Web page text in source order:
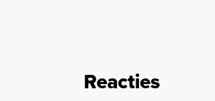
Reacties